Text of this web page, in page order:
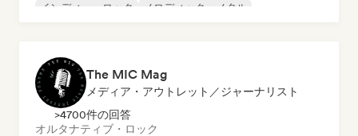
インディー・ロック
メロディック・メタル
The MIC Mag
メディア・アウトレット／ジャーナリスト
>4700件の回答
オルタナティブ・ロック